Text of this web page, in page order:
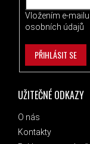
UŽITEČNÉ ODKAZY
O nás
Kontakty
Vložením e-
osobních údajů
PŘIHLÁSIT SE